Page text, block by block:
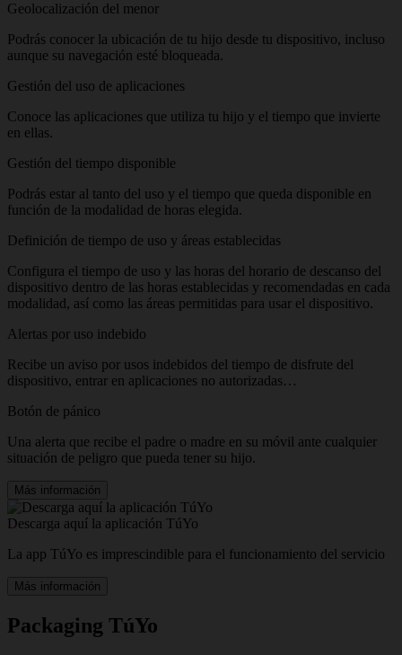
Geolocalización del menor
Podrás conocer la ubicación de tu hijo desde tu dispositivo, incluso
aunque su navegación esté bloqueada.
Gestión del uso de aplicaciones
Conoce las aplicaciones que utiliza tu hijo y el tiempo que invierte
en ellas.
Gestión del tiempo disponible
Podrás estar al tanto del uso y el tiempo que queda disponible en
función de la modalidad de horas elegida.
Definición de tiempo de uso y áreas establecidas
Configura el tiempo de uso y las horas del horario de descanso del
dispositivo dentro de las horas establecidas y recomendadas en cada
modalidad, así como las áreas permitidas para usar el dispositivo.
Alertas por uso indebido
Recibe un aviso por usos indebidos del tiempo de disfrute del
dispositivo, entrar en aplicaciones no autorizadas…
Botón de pánico
Una alerta que recibe el padre o madre en su móvil ante cualquier
situación de peligro que pueda tener su hijo.
Más información
Descarga aquí la aplicación TúYo
La app TúYo es imprescindible para el funcionamiento del servicio
Más información
Packaging TúYo